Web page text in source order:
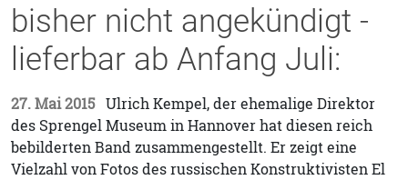
bisher nicht angekündigt -
lieferbar ab Anfang Juli:
27. Mai 2015 Ulrich Kempel, der ehemalige Direktor
des Sprengel Museum in Hannover hat diesen reich
bebilderten Band zusammengestellt. Er zeigt eine
Vielzahl von Fotos des russischen Konstruktivisten El